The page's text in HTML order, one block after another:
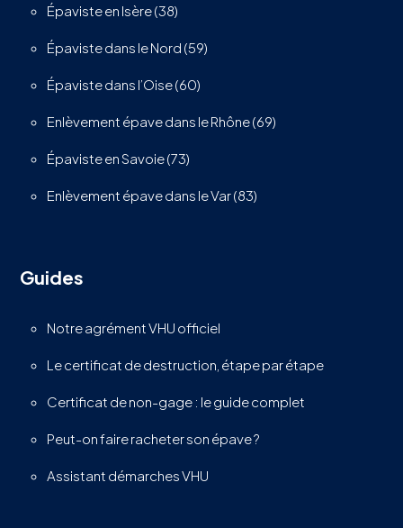
Épaviste en Isère (38)
Épaviste dans le Nord (59)
Épaviste dans l’Oise (60)
Enlèvement épave dans le Rhône (69)
Épaviste en Savoie (73)
Enlèvement épave dans le Var (83)
Guides
Notre agrément VHU officiel
Le certificat de destruction, étape par étape
Certificat de non-gage : le guide complet
Peut-on faire racheter son épave ?
Assistant démarches VHU